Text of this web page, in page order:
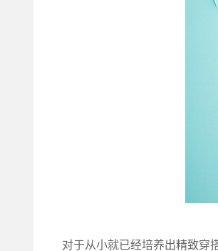
对于从小就已经培养出精致穿